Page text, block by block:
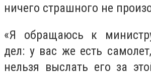
ничего страшного не
«Я обращаюсь к
дел: у вас же есть
нельзя выслать его за